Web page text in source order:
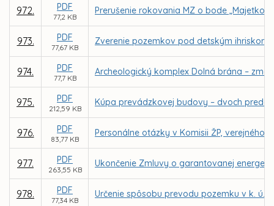
972. PDF
77,2 KB
Prerušenie rokovania MZ o bode
973. PDF
77,67 KB
Zverenie pozemkov pod detským ihriskom
974. PDF
77,7 KB
Archeologický komplex Dolná brána –
975. PDF
212,59 KB
Kúpa prevádzkovej budovy – dvoch
976. PDF
83,77 KB
Personálne otázky v Komisii ŽP, verejného
977. PDF
263,55 KB
Ukončenie Zmluvy o garantovanej
978. PDF
77,34 KB
Určenie spôsobu prevodu pozemku v k. ú.